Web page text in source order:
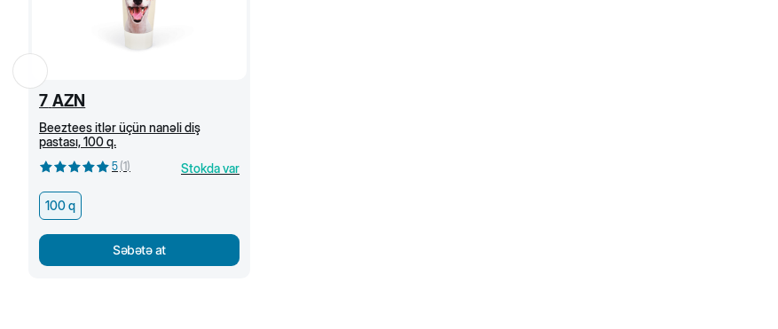
7 AZN
Beeztees itlər üçün nanəli diş
pastası, 100 q.
5 (1) Stokda var
100 q
Səbətə at